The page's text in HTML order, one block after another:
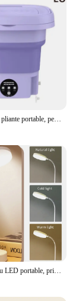
Machine à laver pliante portable, petit lave-linge de voyage, vêtements, chaussettes, sous-vêtements, livres, 8L, E27
Lampe de bureau LED portable, prise USB, batterie 62, lampe de table, support 3 documents, gradation continue, protection des yeux, chambre, lampe de chevet